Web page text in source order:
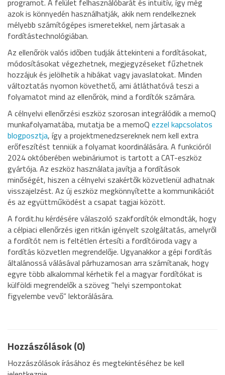
azok is könnyedén használhatják, akik nem rendelkeznek
mélyebb számítógépes ismeretekkel, nem jártasak a
fordítástechnológiában.
Az ellenőrök valós időben tudják áttekinteni a fordításokat,
módosításokat végezhetnek, megjegyzéseket fűzhetnek
hozzájuk és jelölhetik a hibákat vagy javaslatokat. Minden
változtatás nyomon követhető, ami átláthatóvá teszi a
folyamatot mind az ellenőrök, mind a fordítók számára.
A célnyelvi ellenőrzési eszköz szorosan integrálódik a memoQ
munkafolyamatába, mutatja be a memoQ ezzel kapcsolatos
blogposztja, így a projektmenedzsereknek nem kell extra
erőfeszítést tenniük a folyamat koordinálására. A funkcióról
2024 októberében webináriumot is tartott a CAT-eszköz
gyártója. Az eszköz használata javítja a fordítások
minőségét, hiszen a célnyelvi szakértők közvetlenül adhatnak
visszajelzést. Az új eszköz megkönnyítette a kommunikációt
és az együttműködést a csapat tagjai között.
A fordit.hu kérdésére válaszoló szakfordítók elmondták, hogy
a célpiaci ellenőrzés igen ritkán igényelt szolgáltatás, amelyről
a fordítót nem is feltétlen értesíti a fordítóiroda vagy a
fordítás közvetlen megrendelője. Ugyanakkor a gépi fordítás
általánossá válásával párhuzamosan arra számítanak, hogy
egyre több alkalommal kérhetik fel a magyar fordítókat is
külföldi megrendelők a szöveg "helyi szempontokat
figyelembe vevő” lektorálására.
Hozzászólások (0)
Hozzászólások írásához és megtekintéséhez be kell